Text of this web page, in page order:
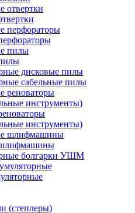
дисковые пилы
сабельные пилы
инструменты)
болгарки УШМ